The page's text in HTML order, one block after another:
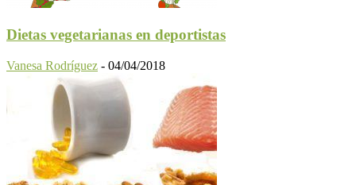
Dietas vegetarianas en deportistas
Vanesa Rodríguez - 04/04/2018